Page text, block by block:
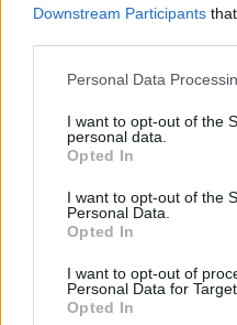
Downstream Participants
Personal Data
I want to opt-out of the
personal data.
Opted In
I want to opt-out of the
Personal Data.
Opted In
I want to opt-out of
Personal Data for
Opted In
CAMPIONATO: Serie D
PUÒ INTERESSARTI ANCHE